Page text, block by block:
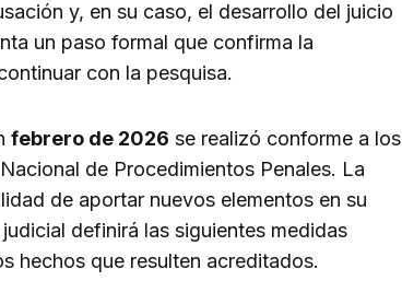
y, en su caso, el desarrollo del juicio
un paso formal que confirma la
con la pesquisa.
febrero de 2026 se realizó conforme a los
de Procedimientos Penales. La
de aportar nuevos elementos en su
definirá las siguientes medidas
hechos que resulten acreditados.